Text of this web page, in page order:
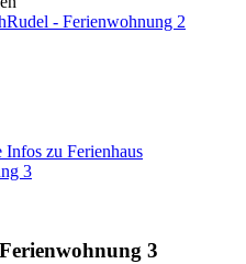
- Ferienwohnung 2
Infos zu Ferienhaus
3
3